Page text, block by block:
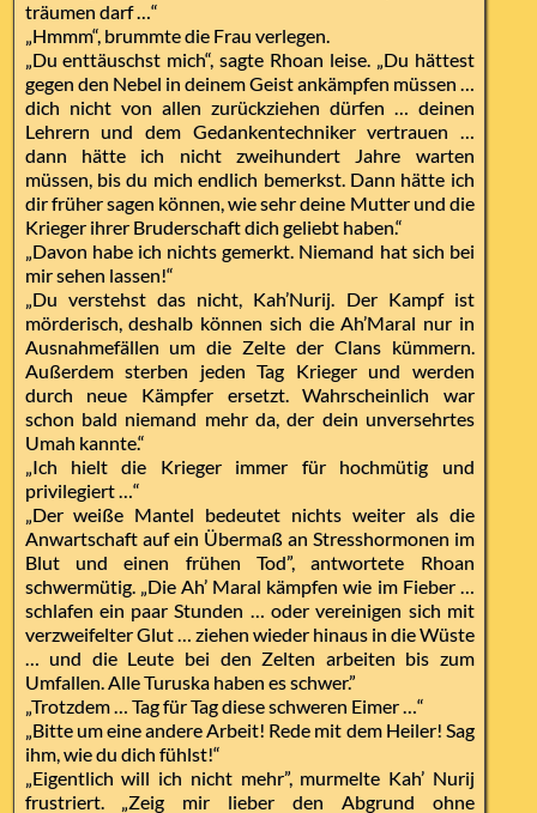
träumen darf …“
„Hmmm“, brummte die Frau verlegen.
„Du enttäuschst mich“, sagte Rhoan leise. „Du hättest
gegen den Nebel in deinem Geist ankämpfen müssen …
dich nicht von allen zurückziehen dürfen … deinen
Lehrern und dem Gedankentechniker vertrauen …
dann hätte ich nicht zweihundert Jahre warten
müssen, bis du mich endlich bemerkst. Dann hätte ich
dir früher sagen können, wie sehr deine Mutter und die
Krieger ihrer Bruderschaft dich geliebt haben.“
„Davon habe ich nichts gemerkt. Niemand hat sich bei
mir sehen lassen!“
„Du verstehst das nicht, Kah’Nurij. Der Kampf ist
mörderisch, deshalb können sich die Ah’Maral nur in
Ausnahmefällen um die Zelte der Clans kümmern.
Außerdem sterben jeden Tag Krieger und werden
durch neue Kämpfer ersetzt. Wahrscheinlich war
schon bald niemand mehr da, der dein unversehrtes
Umah kannte.“
„Ich hielt die Krieger immer für hochmütig und
privilegiert …“
„Der weiße Mantel bedeutet nichts weiter als die
Anwartschaft auf ein Übermaß an Stresshormonen im
Blut und einen frühen Tod”, antwortete Rhoan
schwermütig. „Die Ah’ Maral kämpfen wie im Fieber …
schlafen ein paar Stunden … oder vereinigen sich mit
verzweifelter Glut … ziehen wieder hinaus in die Wüste
… und die Leute bei den Zelten arbeiten bis zum
Umfallen. Alle Turuska haben es schwer.”
„Trotzdem … Tag für Tag diese schweren Eimer …“
„Bitte um eine andere Arbeit! Rede mit dem Heiler! Sag
ihm, wie du dich fühlst!“
„Eigentlich will ich nicht mehr”, murmelte Kah’ Nurij
frustriert. „Zeig mir lieber den Abgrund ohne